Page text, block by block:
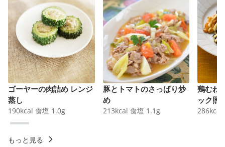
ゴーヤーの肉詰め レンジ
蒸し
190kcal 食塩 1.0g
豚とトマトのさっぱり炒
め
213kcal 食塩 1.1 g
鶏むね
ック照
286kcal
もっと見る